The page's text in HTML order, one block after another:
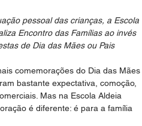
pessoal das crianças, a Escola
Encontro das Famílias ao invés
de Dia das Mães ou Pais
bastante expectativa, comoção,
Mas na Escola Aldeia
é diferente: é para a família